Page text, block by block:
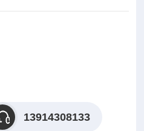
漏水和生锈。目前广泛用于干
。
13914308133